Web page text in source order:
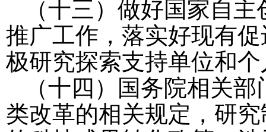
（十三）做好国家自
推广工作，落实好现有
极研究探索支持单位和
（十四）国务院相关
类改革的相关规定，研